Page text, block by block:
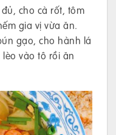
cho cà rốt, tôm
gia vị vừa ăn.
gạo, cho hành lá
vào tô rồi ăn